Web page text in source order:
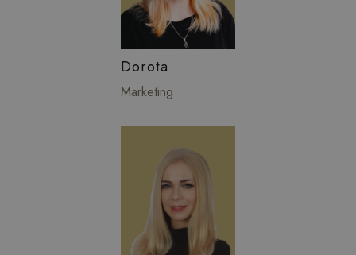
Dorota
Marketing